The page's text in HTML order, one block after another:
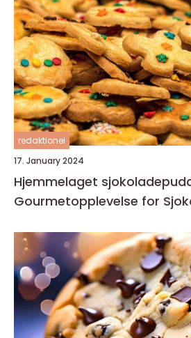
redaktionel
17. January 2024
Hjemmelaget
Gourmetopplevelse for